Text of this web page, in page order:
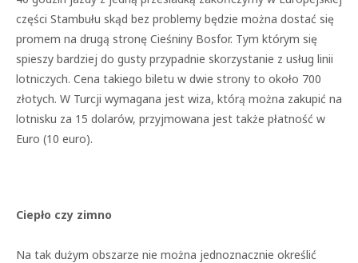
części Stambułu skąd bez problemy będzie można dostać się
promem na drugą stronę Cieśniny Bosfor. Tym którym się
spieszy bardziej do gusty przypadnie skorzystanie z usług linii
lotniczych. Cena takiego biletu w dwie strony to około 700
złotych. W Turcji wymagana jest wiza, którą można zakupić na
lotnisku za 15 dolarów, przyjmowana jest także płatność w
Euro (10 euro).
Ciepło czy zimno
Na tak dużym obszarze nie można jednoznacznie określić